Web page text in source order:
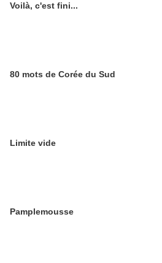
Voilà, c'est fini...
80 mots de Corée du Sud
Limite vide
Pamplemousse